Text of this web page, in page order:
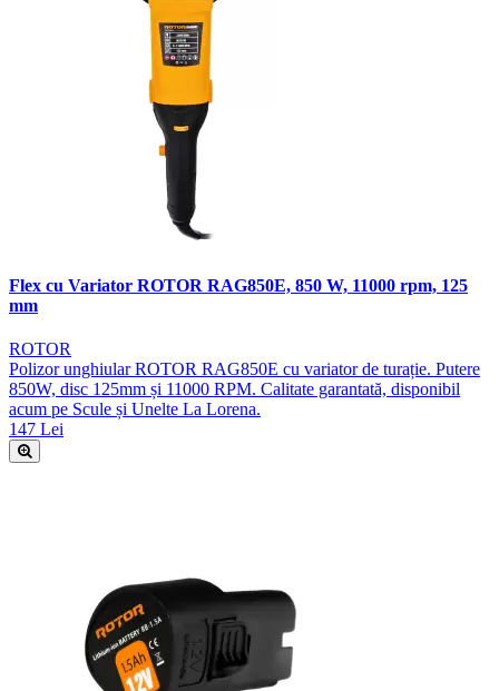
Flex cu Variator ROTOR RAG850E, 850 W, 11000 rpm, 125
mm
ROTOR
Polizor unghiular ROTOR RAG850E cu variator de turație. Putere
850W, disc 125mm și 11000 RPM. Calitate garantată, disponibil
acum pe Scule și Unelte La Lorena.
147 Lei